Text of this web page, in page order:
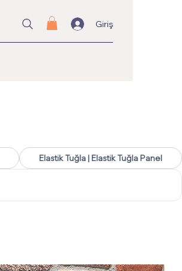
Giriş
Elastik Tuğla | Elastik Tuğla Panel